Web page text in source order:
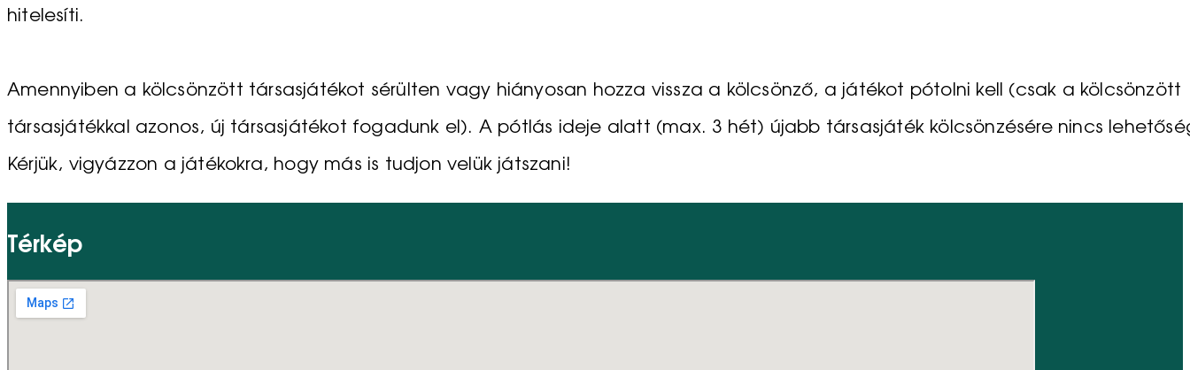
hitelesíti.
Amennyiben a kölcsönzött társasjátékot sérülten vagy hiányosan hozza vissza a kölcsönző, a játékot pótolni kell (csak a kölcsönzött
társasjátékkal azonos, új társasjátékot fogadunk el). A pótlás ideje alatt (max. 3 hét) újabb társasjáték kölcsönzésére nincs
Kérjük, vigyázzon a játékokra, hogy más is tudjon velük játszani!
Térkép